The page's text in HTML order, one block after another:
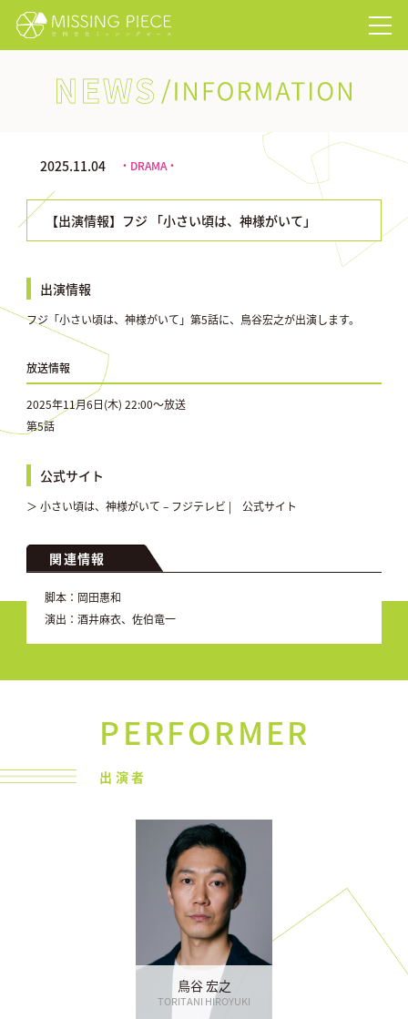
NEWS/INFORMATION
2025.11.04 ・DRAMA・
【出演情報】フジ 「小さい頃は、神様がいて」
出演情報
フジ「小さい頃は、神様がいて」第5話に、鳥谷宏之が出演します。
放送情報
2025年11月6日(木) 22:00〜放送
第5話
公式サイト
＞ 小さい頃は、神様がいて – フジテレビ | 公式サイト
関連情報
脚本：岡田惠和
演出：酒井麻衣、佐伯竜一
PERFORMER
出演者
鳥谷 宏之
TORITANI HIROYUKI